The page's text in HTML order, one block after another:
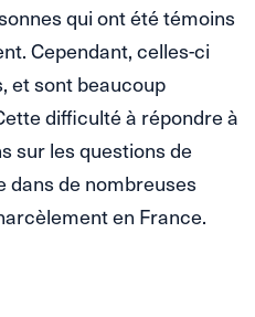
qui ont été témoins
Cependant, celles-ci
et sont beaucoup
difficulté à répondre à
sur les questions de
de nombreuses
en France.